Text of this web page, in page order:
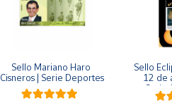
Sello Mariano Haro
Cisneros | Serie Deportes
Sello
12 de
Serie